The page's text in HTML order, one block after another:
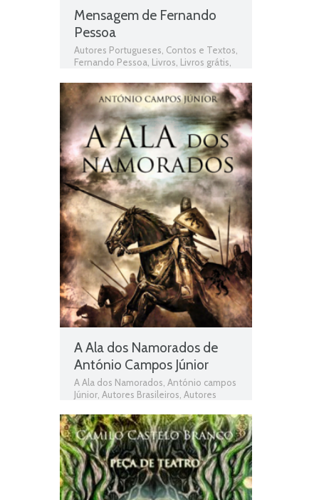
Mensagem de Fernando
Pessoa
Autores Portugueses Contos e Textos
Fernando Pessoa Livros Livros grátis
Portugueses,Mensagem,Mensagem
de Fernando Pessoa,Obras,Obras de
domínio público,Obras Portuguesas,
Pessoa,Plano Nacional da Leitura, PNL,
Poemas, Poesia ,Poesia épica
A Ala dos Namorados de
António Campos Júnior
A Ala dos Namorados António campos
Júnior Autores Brasileiros Autores
para download,Livros pdf,livros PNL,
Livros Portugueses,Obras,Obras
Brasileiras,Obras de domínio público,
Obras Portuguesas,Plano Nacional da
Leitura